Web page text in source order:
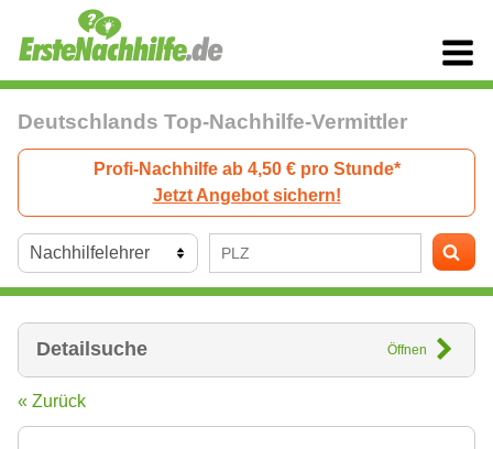
Deutschlands Top-Nachhilfe-Vermittler
Profi-Nachhilfe ab 4,50 € pro Stunde*
Jetzt Angebot sichern!
Detailsuche Öffnen
« Zurück